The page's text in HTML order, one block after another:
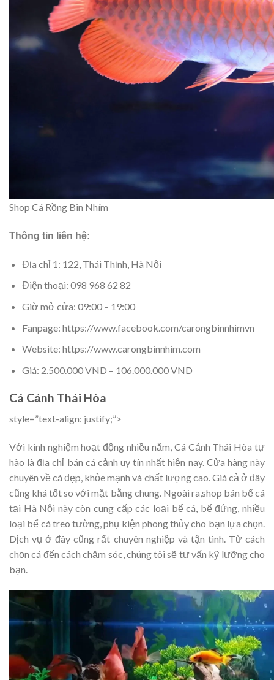
Shop Cá Rồng Bin Nhím
Thông tin liên hệ:
Địa chỉ 1: 122, Thái Thịnh, Hà Nội
Điện thoại: 098 968 62 82
Giờ mở cửa: 09:00 – 19:00
Fanpage: https://www.facebook.com/carongbinnhimvn
Website: https://www.carongbinnhim.com
Giá: 2.500.000 VND – 106.000.000 VND
Cá Cảnh Thái Hòa
style=”text-align: justify;”>
Với kinh nghiệm hoạt động nhiều năm, Cá Cảnh Thái Hòa tự
hào là địa chỉ bán cá cảnh uy tín nhất hiện nay. Cửa hàng này
chuyên về cá đẹp, khỏe mạnh và chất lượng cao. Giá cả ở đây
cũng khá tốt so với mặt bằng chung. Ngoài ra,shop bán bể cá
tại Hà Nội này còn cung cấp các loại bể cá, bể đứng, nhiều
loại bể cá treo tường, phụ kiện phong thủy cho bạn lựa chọn.
Dịch vụ ở đây cũng rất chuyên nghiệp và tận tình. Từ cách
chọn cá đến cách chăm sóc, chúng tôi sẽ tư vấn kỹ lưỡng cho
bạn.